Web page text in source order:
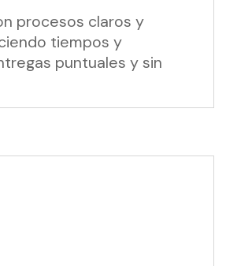
procesos claros y
tiempos y
puntuales y sin